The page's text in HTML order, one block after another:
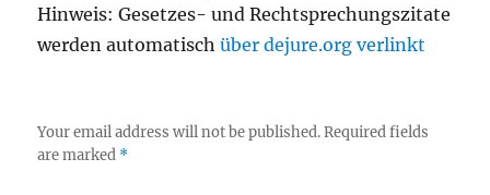
Hinweis: Gesetzes- und Rechtsprechungszitate
werden automatischüber dejure.org verlinkt
Your email address will not be published. Required fields
are marked *